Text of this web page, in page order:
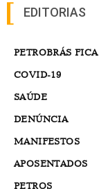
EDITORIAS
PETROBRÁS FICA
COVID-19
SAÚDE
DENÚNCIA
MANIFESTOS
APOSENTADOS
PETROS